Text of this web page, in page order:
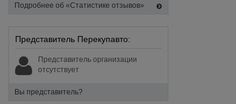
Подробнее об «Статистике отзывов»
Представитель Перекупавто:
Представитель организации
отсутствует
Вы представитель?